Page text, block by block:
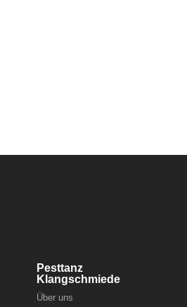
Pesttanz
Klangschmiede
Über uns